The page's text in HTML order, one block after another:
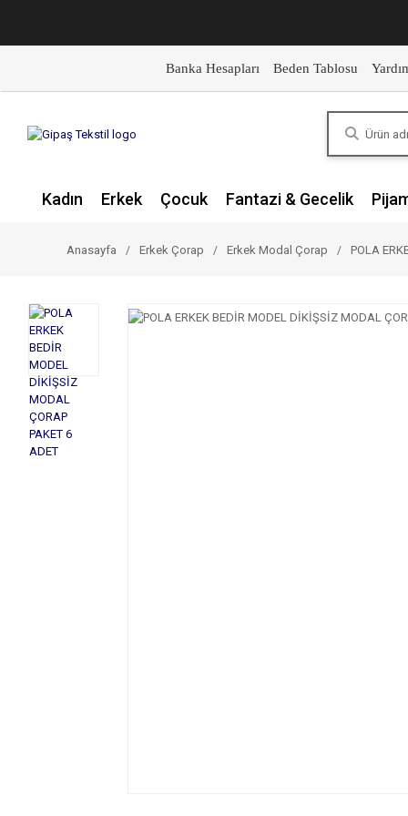
Banka Hesapları Beden Tablosu
Kadın Erkek Çocuk Fantazi & Gecelik
Anasayfa Erkek Çorap Erkek Modal Çorap POLA